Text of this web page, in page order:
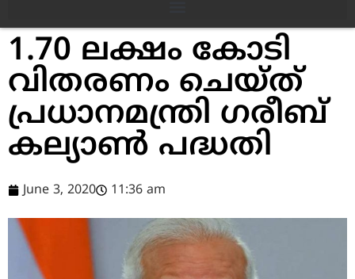
1.70 ലക്ഷം കോടി
വിതരണം ചെയ്ത്
പ്രധാനമന്ത്രി ഗരീബ്
കല്യാൺ പദ്ധതി
June 3, 2020 11:36 am